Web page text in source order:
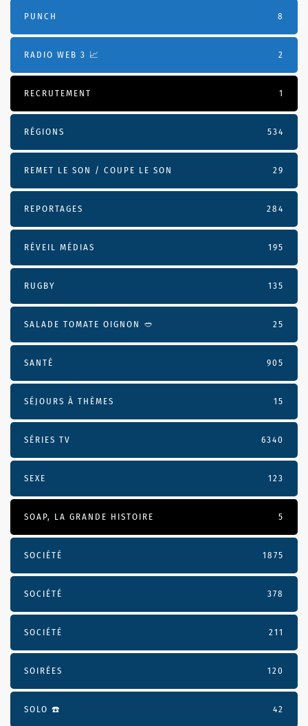
PUNCH 8
RADIO WEB 3 📈 2
RECRUTEMENT 1
RÉGIONS 534
REMET LE SON / COUPE LE SON 29
REPORTAGES 284
RÉVEIL MÉDIAS 195
RUGBY 135
SALADE TOMATE OIGNON 🥙 25
SANTÉ 905
SÉJOURS À THÈMES 15
SÉRIES TV 6340
SEXE 123
SOAP, LA GRANDE HISTOIRE 5
SOCIÉTÉ 1875
SOCIÉTÉ 378
SOCIÉTÉ 211
SOIRÉES 120
SOLO ☎️ 42